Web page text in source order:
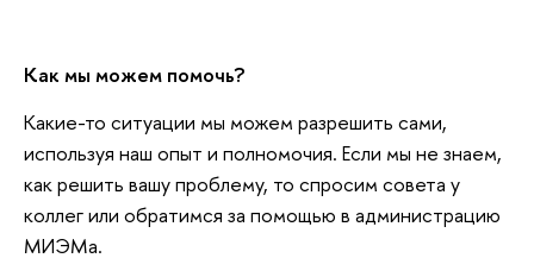
Как мы можем помочь?
Какие-то ситуации мы можем разрешить сами,
используя наш опыт и полномочия. Если мы не знаем,
как решить вашу проблему, то спросим совета у
коллег или обратимся за помощью в администрацию
МИЭМа.